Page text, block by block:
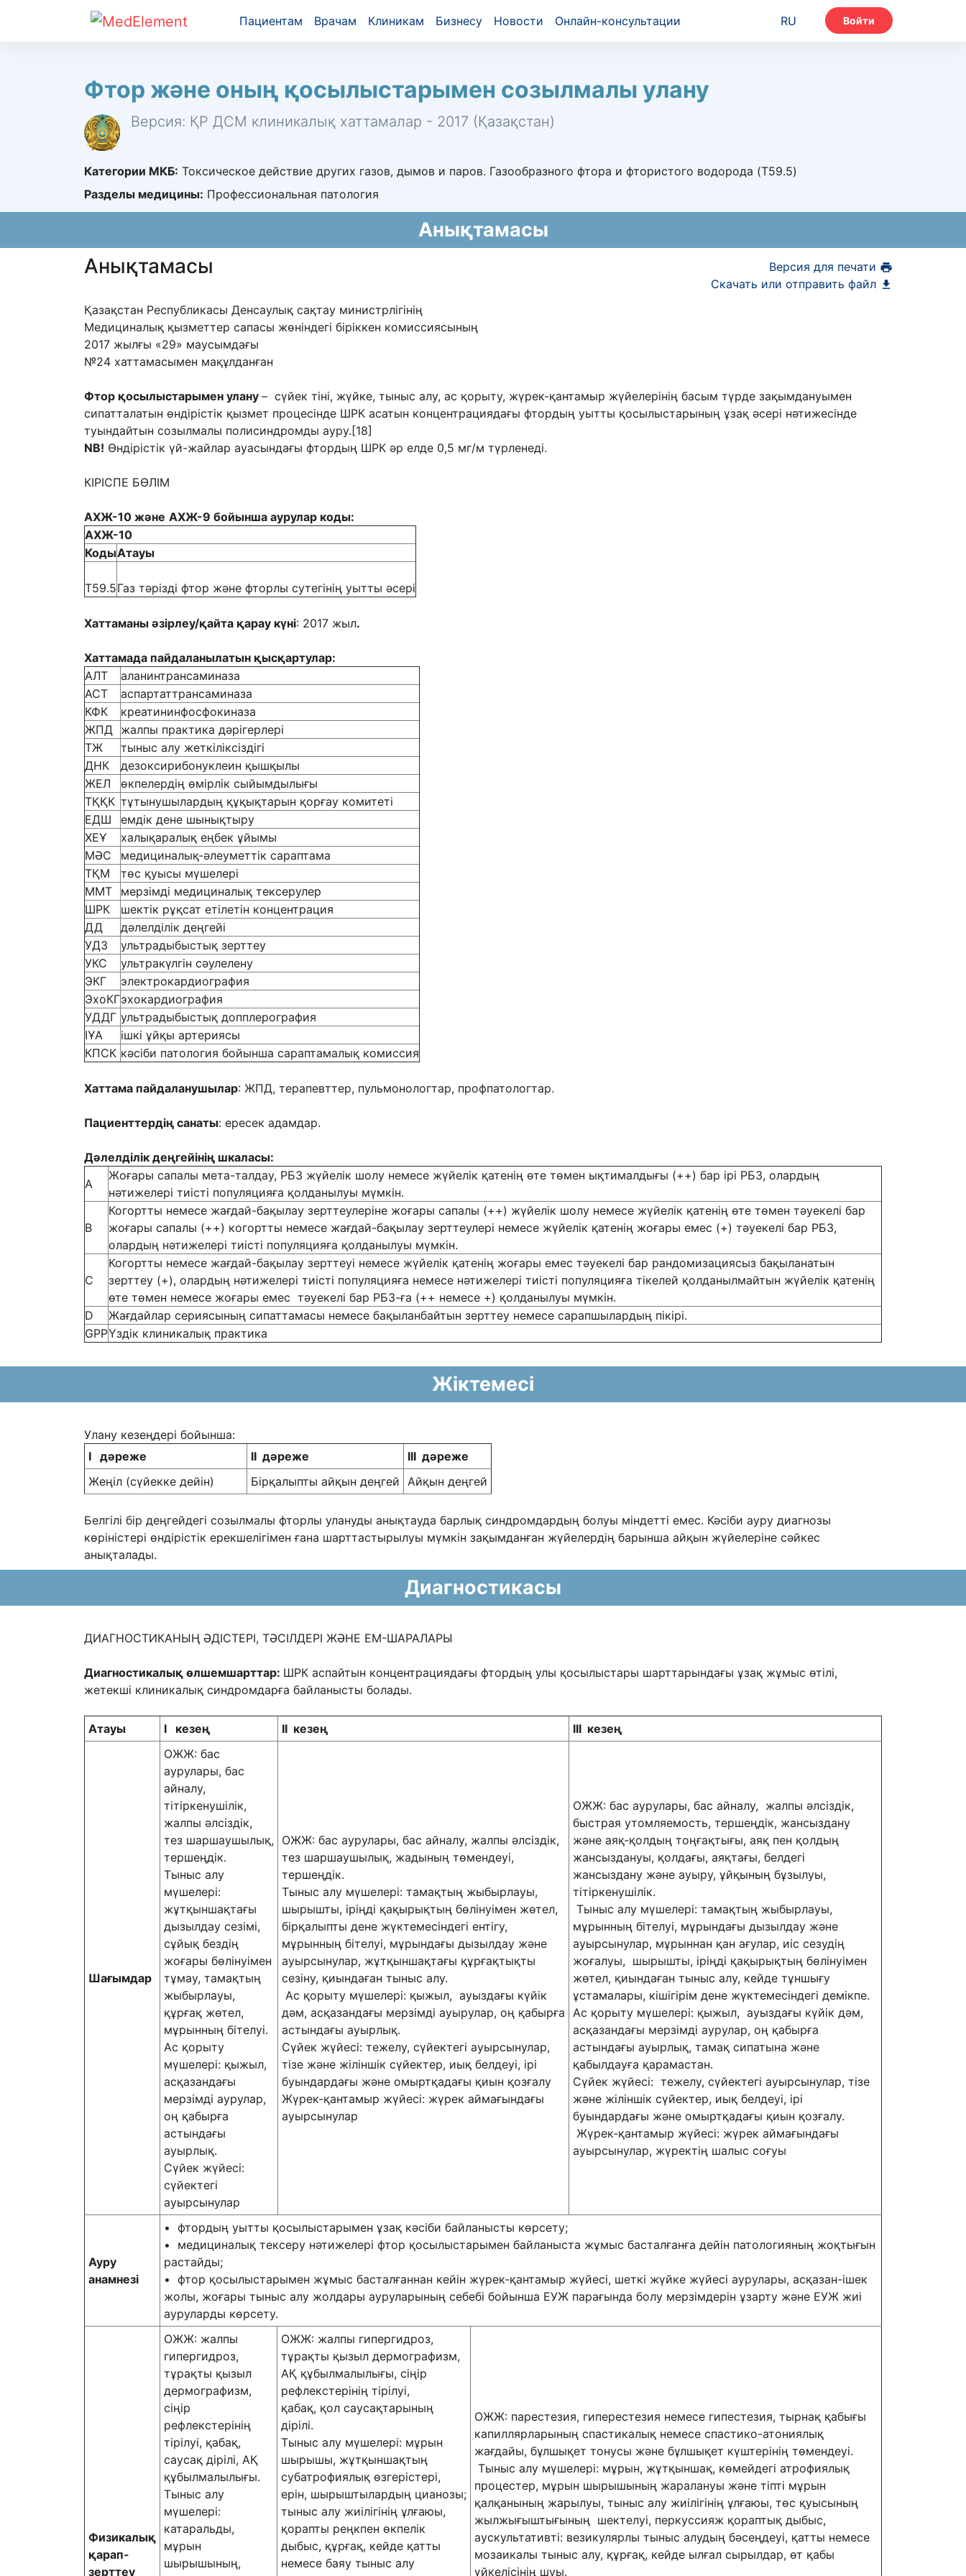
Пациентам Врачам Клиникам Бизнесу Новости Онлайн-консультации RU Войти
Фтор және оның қосылыстарымен созылмалы улану
Версия: ҚР ДСМ клиникалық хаттамалар - 2017 (Қазақстан)
Категории МКБ: Токсическое действие других газов, дымов и паров. Газообразного фтора и фтористого водорода (T59.5)
Разделы медицины: Профессиональная патология
Анықтамасы
Версия для печати
Скачать или отправить файл
Анықтамасы
Қазақстан Республикасы Денсаулық сақтау министрлігінің
Медициналық қызметтер сапасы жөніндегі біріккен комиссиясының
2017 жылғы «29» маусымдағы
№24 хаттамасымен мақұлданған
Фтор қосылыстарымен улану – сүйек тіні, жүйке, тыныс алу, ас қорыту, жүрек-қантамыр жүйелерінің басым түрде зақымдануымен
сипатталатын өндірістік қызмет процесінде ШРК асатын концентрациядағы фтордың уытты қосылыстарының ұзақ әсері нәтижесінде
туындайтын созылмалы полисиндромды ауру.[18]
NB! Өндірістік үй-жайлар ауасындағы фтордың ШРК әр елде 0,5 мг/м түрленеді.
КІРІСПЕ БӨЛІМ
АХЖ-10 және АХЖ-9 бойынша аурулар коды:
АХЖ-10
КодыАтауы
T59.5Газ тәрізді фтор және фторлы сутегінің уытты әсері
Хаттаманы әзірлеу/қайта қарау күні: 2017 жыл.
Хаттамада пайдаланылатын қысқартулар:
АЛТ
аланинтрансаминаза
АСТ
аспартаттрансаминаза
КФК
креатининфосфокиназа
ЖПД жалпы практика дәрігерлері
ТЖ
тыныс алу жеткіліксіздігі
ДНК
дезоксирибонуклеин қышқылы
ЖЕЛ
өкпелердің өмірлік сыйымдылығы
ТҚҚК тұтынушылардың құқықтарын қорғау комитеті
ЕДШ
емдік дене шынықтыру
ХЕҰ
халықаралық еңбек ұйымы
МӘС
медициналық-әлеуметтік сараптама
ТҚМ
төс қуысы мүшелері
ММТ
мерзімді медициналық тексерулер
ШРК
шектік рұқсат етілетін концентрация
ДД
дәлелділік деңгейі
УДЗ
ультрадыбыстық зерттеу
УКС
ультракүлгін сәулелену
ЭКГ
электрокардиография
ЭхоКГэхокардиография
УДДГ ультрадыбыстық допплерография
ІҰА
ішкі ұйқы артериясы
КПСК кәсіби патология бойынша сараптамалық комиссия
Хаттама пайдаланушылар: ЖПД, терапевттер, пульмонологтар, профпатологтар.
Пациенттердің санаты: ересек адамдар.
Дәлелділік деңгейінің шкаласы:
А
Жоғары сапалы мета-талдау, РБЗ жүйелік шолу немесе жүйелік қатенің өте төмен ықтималдығы (++) бар ірі РБЗ, олардың
нәтижелері тиісті популяцияға қолданылуы мүмкін.
В
Когортты немесе жағдай-бақылау зерттеулеріне жоғары сапалы (++) жүйелік шолу немесе жүйелік қатенің өте төмен тәуекелі бар
жоғары сапалы (++) когортты немесе жағдай-бақылау зерттеулері немесе жүйелік қатенің жоғары емес (+) тәуекелі бар РБЗ,
олардың нәтижелері тиісті популяцияға қолданылуы мүмкін.
С
Когортты немесе жағдай-бақылау зерттеуі немесе жүйелік қатенің жоғары емес тәуекелі бар рандомизациясыз бақыланатын
зерттеу (+), олардың нәтижелері тиісті популяцияға немесе нәтижелері тиісті популяцияға тікелей қолданылмайтын жүйелік қатенің
өте төмен немесе жоғары емес тәуекелі бар РБЗ-ға (++ немесе +) қолданылуы мүмкін.
D
Жағдайлар сериясының сипаттамасы немесе бақыланбайтын зерттеу немесе сарапшылардың пікірі.
GPPҮздік клиникалық практика
Жіктемесі
Улану кезеңдері бойынша:
I дәреже II дәреже III дәреже
Жеңіл (сүйекке дейін)
Бірқалыпты айқын деңгей Айқын деңгей
Белгілі бір деңгейдегі созылмалы фторлы улануды анықтауда барлық синдромдардың болуы міндетті емес. Кәсіби ауру диагнозы
көріністері өндірістік ерекшелігімен ғана шарттастырылуы мүмкін зақымданған жүйелердің барынша айқын жүйелеріне сәйкес
анықталады.
Диагностикасы
ДИАГНОСТИКАНЫҢ ӘДІСТЕРІ, ТӘСІЛДЕРІ ЖӘНЕ ЕМ-ШАРАЛАРЫ
Диагностикалық өлшемшарттар: ШРК аспайтын концентрациядағы фтордың улы қосылыстары шарттарындағы ұзақ жұмыс өтілі,
жетекші клиникалық синдромдарға байланысты болады.
Атауы I кезең II кезең III кезең
Шағымдар
ОЖЖ: бас
аурулары, бас
айналу,
тітіркенушілік,
жалпы әлсіздік,
тез шаршаушылық,
тершеңдік.
Тыныс алу
мүшелері:
жұтқыншақтағы
дызылдау сезімі,
сұйық бездің
жоғары бөлінуімен
тұмау, тамақтың
жыбырлауы,
құрғақ жөтел,
мұрынның бітелуі.
Ас қорыту
мүшелері: қыжыл,
асқазандағы
мерзімді аурулар,
оң қабырға
астындағы
ауырлық.
Сүйек жүйесі:
сүйектегі
ауырсынулар
ОЖЖ: бас аурулары, бас айналу, жалпы әлсіздік,
тез шаршаушылық, жадының төмендеуі,
тершеңдік.
Тыныс алу мүшелері: тамақтың жыбырлауы,
шырышты, іріңді қақырықтың бөлінуімен жөтел,
бірқалыпты дене жүктемесіндегі ентігу,
мұрынның бітелуі, мұрындағы дызылдау және
ауырсынулар, жұтқыншақтағы құрғақтықты
сезіну, қиындаған тыныс алу.
Ас қорыту мүшелері: қыжыл, ауыздағы күйік
дәм, асқазандағы мерзімді ауырулар, оң қабырға
астындағы ауырлық.
Сүйек жүйесі: тежелу, сүйектегі ауырсынулар,
тізе және жіліншік сүйектер, иық белдеуі, ірі
буындардағы және омыртқадағы қиын қозғалу
Жүрек-қантамыр жүйесі: жүрек аймағындағы
ауырсынулар
ОЖЖ: бас аурулары, бас айналу, жалпы әлсіздік,
быстрая утомляемость, тершеңдік, жансыздану
және аяқ-қолдың тоңғақтығы, аяқ пен қолдың
жансыздануы, қолдағы, аяқтағы, белдегі
жансыздану және ауыру, ұйқының бұзылуы,
тітіркенушілік.
Тыныс алу мүшелері: тамақтың жыбырлауы,
мұрынның бітелуі, мұрындағы дызылдау және
ауырсынулар, мұрыннан қан ағулар, иіс сезудің
жоғалуы, шырышты, іріңді қақырықтың бөлінуімен
жөтел, қиындаған тыныс алу, кейде тұншығу
ұстамалары, кішігірім дене жүктемесіндегі демікпе.
Ас қорыту мүшелері: қыжыл, ауыздағы күйік дәм,
асқазандағы мерзімді аурулар, оң қабырға
астындағы ауырлық, тамақ сипатына және
қабылдауға қарамастан.
Сүйек жүйесі: тежелу, сүйектегі ауырсынулар, тізе
және жіліншік сүйектер, иық белдеуі, ірі
буындардағы және омыртқадағы қиын қозғалу.
Жүрек-қантамыр жүйесі: жүрек аймағындағы
ауырсынулар, жүректің шалыс соғуы
Ауру
анамнезі
• фтордың уытты қосылыстарымен ұзақ кәсіби байланысты көрсету;
• медициналық тексеру нәтижелері фтор қосылыстарымен байланыста жұмыс басталғанға дейін патологияның жоқтығын
растайды;
• фтор қосылыстарымен жұмыс басталғаннан кейін жүрек-қантамыр жүйесі, шеткі жүйке жүйесі аурулары, асқазан-ішек
жолы, жоғары тыныс алу жолдары ауруларының себебі бойынша ЕУЖ парағында болу мерзімдерін ұзарту және ЕУЖ жиі
ауруларды көрсету.
Физикалық
қарап-
зерттеу
ОЖЖ: жалпы
гипергидроз,
тұрақты қызыл
дермографизм,
сіңір
рефлекстерінің
тірілуі, қабақ,
саусақ дірілі, АҚ
құбылмалылығы.
Тыныс алу
мүшелері:
катаральды,
мұрын
шырышының,
ОЖЖ: жалпы гипергидроз,
тұрақты қызыл дермографизм,
АҚ құбылмалылығы, сіңір
рефлекстерінің тірілуі,
қабақ, қол саусақтарының
дірілі.
Тыныс алу мүшелері: мұрын
шырышы, жұтқыншақтың
субатрофиялық өзгерістері,
ерін, шырыштылардың цианозы;
тыныс алу жиілігінің ұлғаюы,
қорапты реңкпен өкпелік
дыбыс, құрғақ, кейде қатты
немесе баяу тыныс алу
ОЖЖ: парестезия, гиперестезия немесе гипестезия, тырнақ қабығы
капиллярларының спастикалық немесе спастико-атониялық
жағдайы, бұлшықет тонусы және бұлшықет күштерінің төмендеуі.
Тыныс алу мүшелері: мұрын, жұтқыншақ, көмейдегі атрофиялық
процестер, мұрын шырышының жаралануы және тіпті мұрын
қалқанының жарылуы, тыныс алу жиілігінің ұлғаюы, төс қуысының
жылжығыштығының шектелуі, перкуссияж қораптық дыбыс,
аускультативті: везикулярлы тыныс алудың бәсеңдеуі, қатты немесе
мозаикалы тыныс алу, құрғақ, кейде ылғал сырылдар, өт қабы
үйкелісінің шуы.